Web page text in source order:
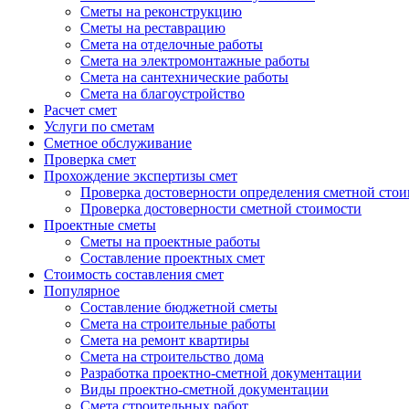
Сметы на реконструкцию
Сметы на реставрацию
Cмета на отделочные работы
Cмета на электромонтажные работы
Cмета на сантехнические работы
Смета на благоустройство
Расчет смет
Услуги по сметам
Сметное обслуживание
Проверка смет
Прохождение экспертизы смет
Проверка достоверности определения сметной
Проверка достоверности сметной стоимости
Проектные сметы
Сметы на проектные работы
Составление проектных смет
Стоимость составления смет
Популярное
Составление бюджетной сметы
Cмета на строительные работы
Смета на ремонт квартиры
Смета на строительство дома
Разработка проектно-сметной документации
Виды проектно-сметной документации
Смета строительных работ